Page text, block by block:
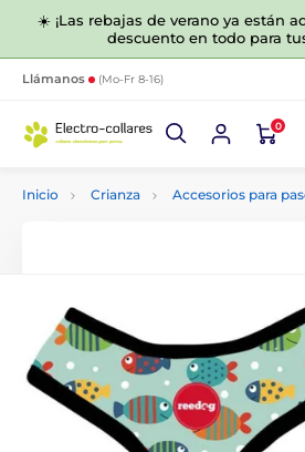
☀️ ¡Las rebajas de verano ya están
descuento en todo para
Llámanos (Mo-Fr 8-16)
0
Inicio Crianza Accesorios para